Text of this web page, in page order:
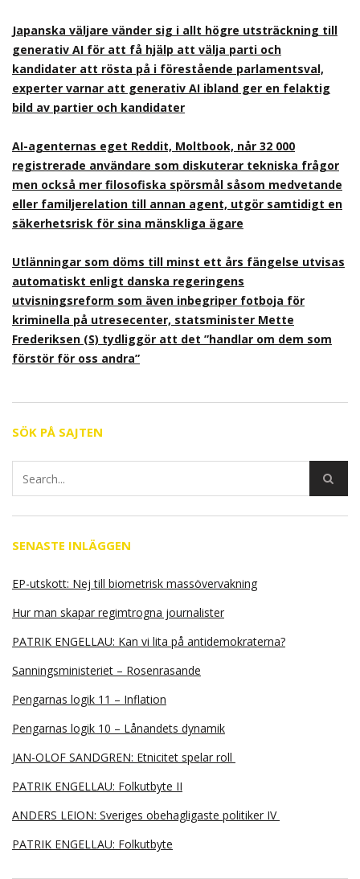
Japanska väljare vänder sig i allt högre utsträckning till
generativ AI för att få hjälp att välja parti och
kandidater att rösta på i förestående parlamentsval,
experter varnar att generativ AI ibland ger en felaktig
bild av partier och kandidater
AI-agenternas eget Reddit, Moltbook, når 32 000
registrerade användare som diskuterar tekniska frågor
men också mer filosofiska spörsmål såsom medvetande
eller familjerelation till annan agent, utgör samtidigt en
säkerhetsrisk för sina mänskliga ägare
Utlänningar som döms till minst ett års fängelse utvisas
automatiskt enligt danska regeringens
utvisningsreform som även inbegriper fotboja för
kriminella på utresecenter, statsminister Mette
Frederiksen (S) tydliggör att det ”handlar om dem som
förstör för oss andra”
SÖK PÅ SAJTEN
SENASTE INLÄGGEN
EP-utskott: Nej till biometrisk massövervakning
Hur man skapar regimtrogna journalister
PATRIK ENGELLAU: Kan vi lita på antidemokraterna?
Sanningsministeriet – Rosenrasande
Pengarnas logik 11 – Inflation
Pengarnas logik 10 – Lånandets dynamik
JAN-OLOF SANDGREN: Etnicitet spelar roll
PATRIK ENGELLAU: Folkutbyte II
ANDERS LEION: Sveriges obehagligaste politiker IV
PATRIK ENGELLAU: Folkutbyte